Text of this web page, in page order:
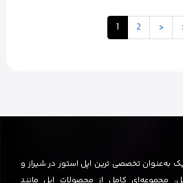
1 2 >
به‌عنوان تخصصی ترین اپل استور در شیراز و